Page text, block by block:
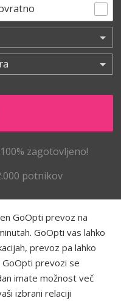
100% zagotovljeno!
potnikov
GoOpti prevoz na
GoOpti vas lahko
prevoz pa lahko
GoOpti prevozi se
imate možnost več
izbrani relaciji